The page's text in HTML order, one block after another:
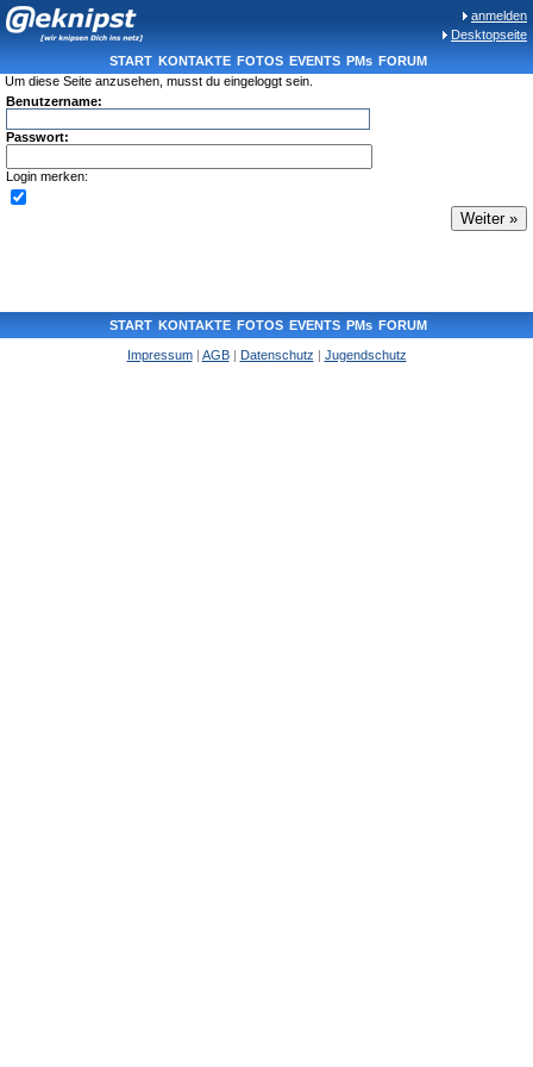
anmelden
Desktopseite
START KONTAKTE FOTOS EVENTS PMs FORUM
Um diese Seite anzusehen, musst du eingeloggt sein.
Benutzername:
Passwort:
Login merken:
START KONTAKTE FOTOS EVENTS PMs FORUM
Impressum| AGB| Datenschutz | Jugendschutz